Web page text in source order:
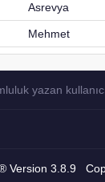
Asrevya
Mehmet
yazan
Version 3.8.9